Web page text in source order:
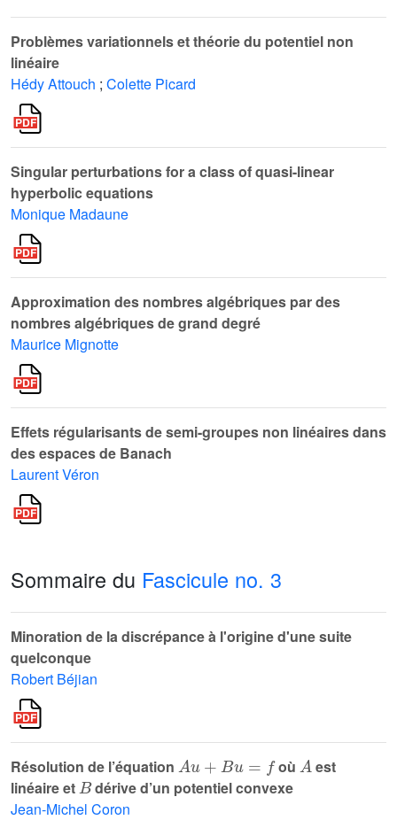
Problèmes variationnels et théorie du potentiel non
linéaire
Hédy Attouch ; Colette Picard
Singular perturbations for a class of quasi-linear
hyperbolic equations
Monique Madaune
Approximation des nombres algébriques par des
nombres algébriques de grand degré
Maurice Mignotte
Effets régularisants de semi-groupes non linéaires dans
des espaces de Banach
Laurent Véron
Sommaire du Fascicule no. 3
Minoration de la discrépance à l'origine d'une suite
quelconque
Robert Béjian
Résolution de l’équation
A
où
A
est
linéaire et
B
dérive d’un potentiel convexe
Jean-Michel Coron